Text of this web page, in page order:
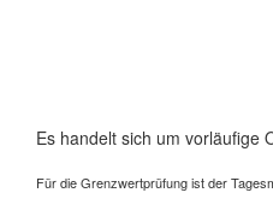
Es handelt sich um vorläufige
Für die Grenzwertprüfung ist der